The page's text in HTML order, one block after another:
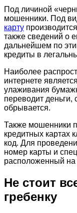
Под личиной
мошенники. Под
карту
также сведений о
дальнейшем по
кредиты в
Наиболее
интернете
улаживания
переводит деньги,
обрывается.
Также мошенники
кредитных картах
код. Для
номер карты и
расположенный на
Не стоит
гребенку